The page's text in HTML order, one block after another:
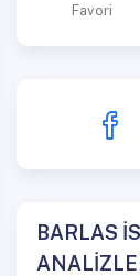
Favori
BARLAS